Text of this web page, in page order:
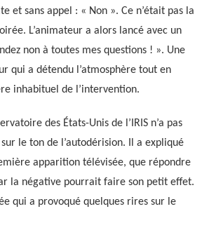
et sans appel : « Non ». Ce n’était pas la
L’animateur a alors lancé avec un
non à toutes mes questions ! ». Une
qui a détendu l’atmosphère tout en
inhabituel de l’intervention.
des États-Unis de l’IRIS n’a pas
le ton de l’autodérision. Il a expliqué
apparition télévisée, que répondre
la négative pourrait faire son petit effet.
qui a provoqué quelques rires sur le